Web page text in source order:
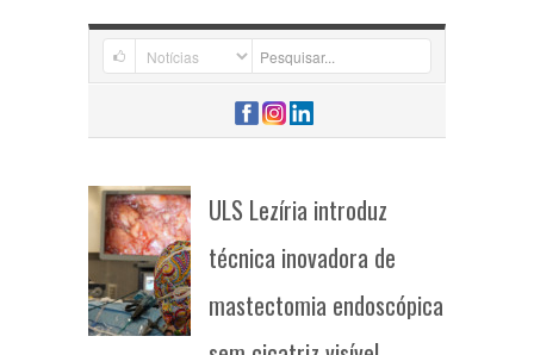
ULS Lezíria introduz
técnica inovadora de
mastectomia endoscópica